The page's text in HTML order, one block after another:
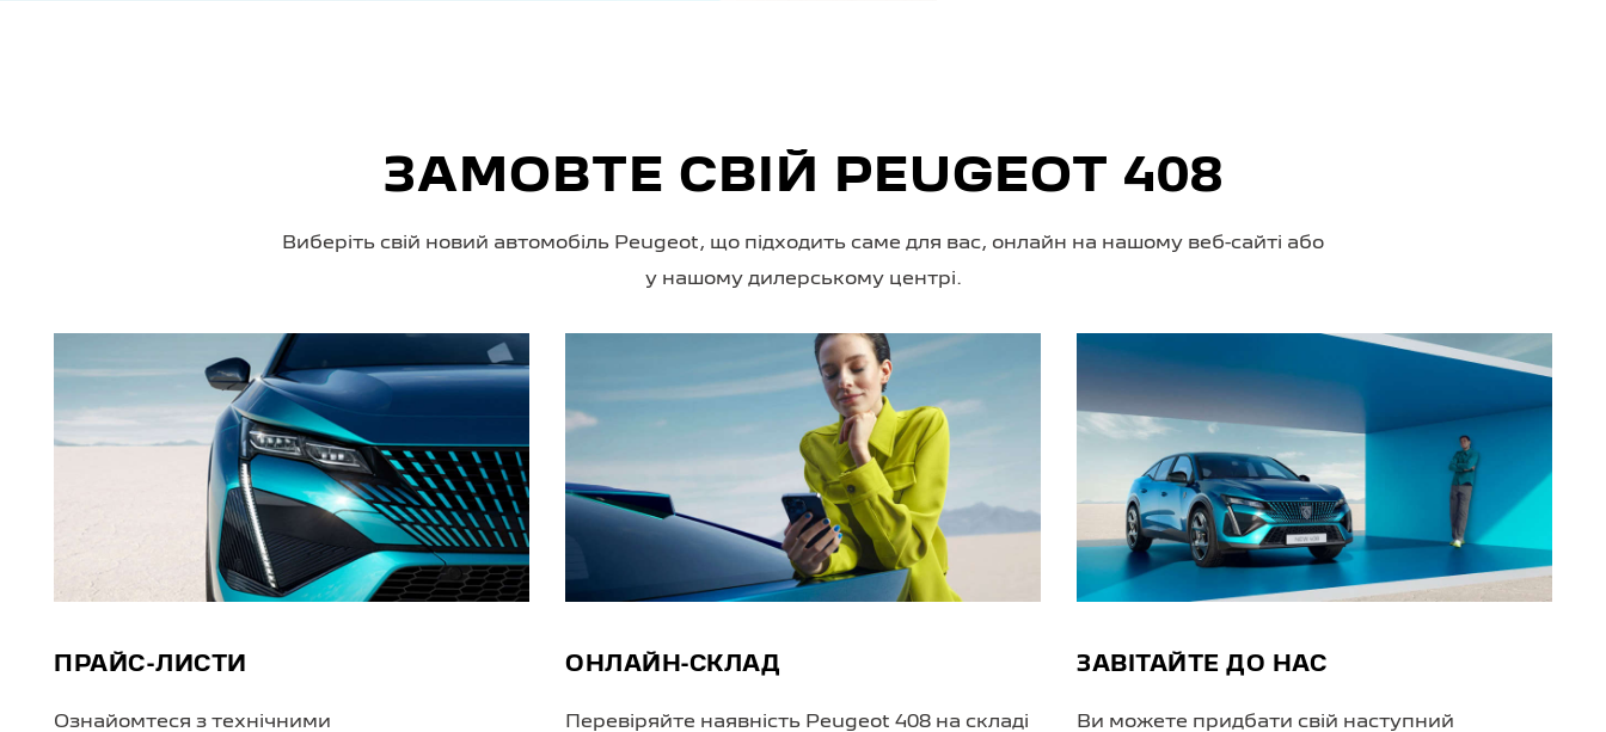
ЗАМОВТЕ СВІЙ PEUGEOT 408
Виберіть свій новий автомобіль Peugeot, що підходить саме для вас, онлайн на нашому веб-сайті або
у нашому дилерському центрі.
ПРАЙС-ЛИСТИ
Ознайомтеся з технічними
ОНЛАЙН-СКЛАД
Перевіряйте наявність Peugeot 408 на складі
ЗАВІТАЙТЕ ДО НАС
Ви можете придбати свій наступний